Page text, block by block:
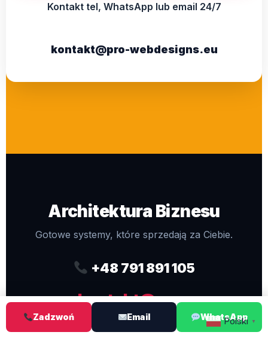
Kontakt tel, WhatsApp lub email 24/7
kontakt@pro-webdesigns.eu
Architektura Biznesu
Gotowe systemy, które sprzedają za Ciebie.
+48 791 891 105
kontakt@pro-
webdesigns.eu
Zadzwoń Email WhatsApp
Polski ▼